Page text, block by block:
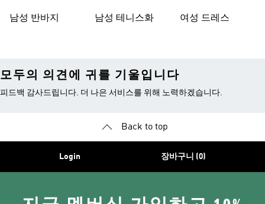
남성 반바지 남성 테니스화 여성 드레스
모두의 의견에 귀를 기울입니다
피드백 감사드립니다. 더 나은 서비스를 위해 노력하겠습니다.
Back to top
Login 장바구니 (0)